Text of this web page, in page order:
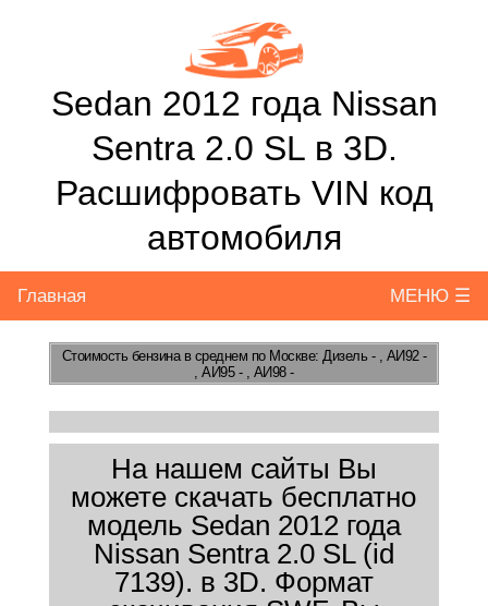
Sedan 2012 года Nissan
Sentra 2.0 SL в 3D.
Расшифровать VIN код
автомобиля
Главная МЕНЮ ☰
Стоимость бензинав среднем по Москве: Дизель - , АИ92 -
, АИ95 - , АИ98 -
На нашем сайты Вы
можете скачать бесплатно
модель Sedan 2012 года
Nissan Sentra 2.0 SL (id
7139). в 3D. Формат